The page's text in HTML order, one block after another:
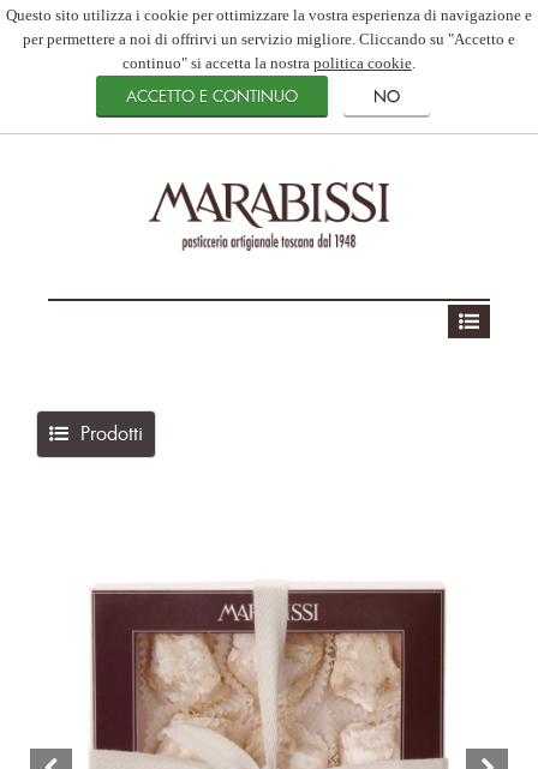
Questo sito utilizza i cookie per ottimizzare la vostra esperienza di navigazione e
per permettere a noi di offrirvi un servizio migliore. Cliccando su "Accetto e
continuo" si accetta la nostra politica cookie.
Prodotti